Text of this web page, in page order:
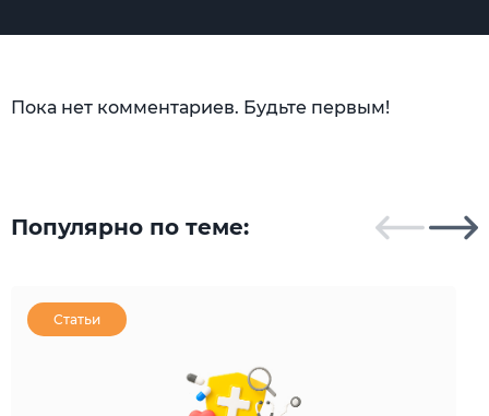
Пока нет комментариев. Будьте первым!
Популярно по теме:
Статьи